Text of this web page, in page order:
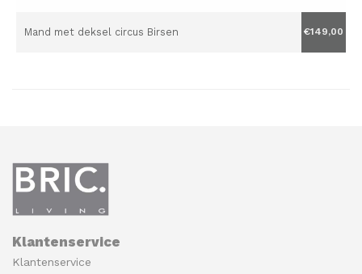
Mand met deksel circus Birsen €149,00
Klantenservice
Klantenservice